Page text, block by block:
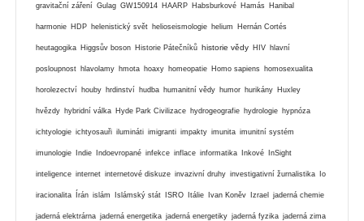
gravitační záření Gulag GW150914 HAARP Habsburkové Hamás Hanibal
harmonie HDP helenistický svět helioseismologie helium Hernán Cortés
heutagogika Higgsův boson Historie Pátečníků historie vědy HIV hlavní
posloupnost hlavolamy hmota hoaxy homeopatie Homo sapiens homosexualita
horolezectví houby hrdinství hudba humanitní vědy humor hurikány Huxley
hvězdy hybridní válka Hyde Park Civilizace hydrogeografie hydrologie hypnóza
ichtyologie ichtyosauři ilumináti imigranti impakty imunita imunitní systém
imunologie Indie Indoevropané infekce inflace informatika Inkové InSight
inteligence internet internetové diskuze invazivní druhy investigativní žurnalistika Io
iracionalita Írán islám Islámský stát ISRO Itálie Ivan Koněv Izrael jaderná chemie
jaderná elektrárna jaderná energetika jaderná energetiky jaderná fyzika jaderná zima